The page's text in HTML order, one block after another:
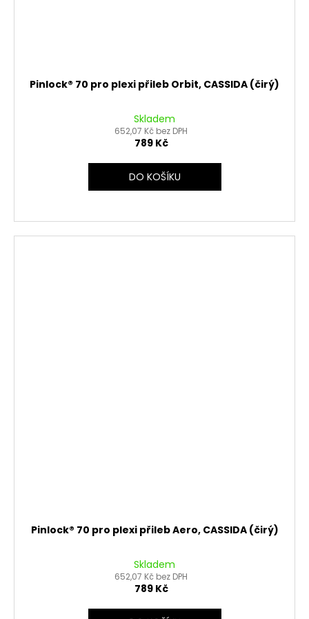
Pinlock® 70 pro plexi přileb Orbit, CASSIDA (čirý)
Skladem
652,07 Kč bez DPH
789 Kč
DO KOŠÍKU
Pinlock® 70 pro plexi přileb Aero, CASSIDA (čirý)
Skladem
652,07 Kč bez DPH
789 Kč